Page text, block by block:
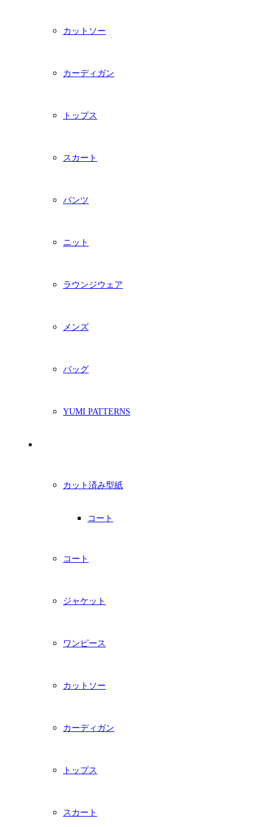
カットソー
カーディガン
トップス
スカート
パンツ
ニット
ラウンジウェア
メンズ
バッグ
YUMI PATTERNS
カット済み型紙
コート
コート
ジャケット
ワンピース
カットソー
カーディガン
トップス
スカート